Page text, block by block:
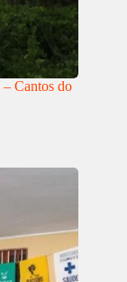
Cantos do